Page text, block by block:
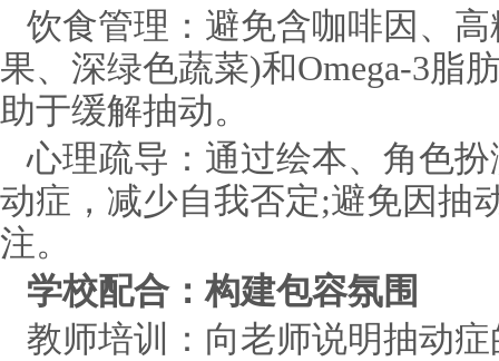
饮食管理：避免含咖啡因、
果、深绿色蔬菜)和Omega-3脂
助于缓解抽动。
心理疏导：通过绘本、角色
动症，减少自我否定;避免因抽
注。
学校配合：构建包容氛围
教师培训：向老师说明抽动